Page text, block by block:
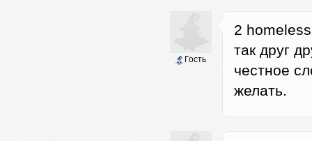
Гость
2
так друг
честное
желать.